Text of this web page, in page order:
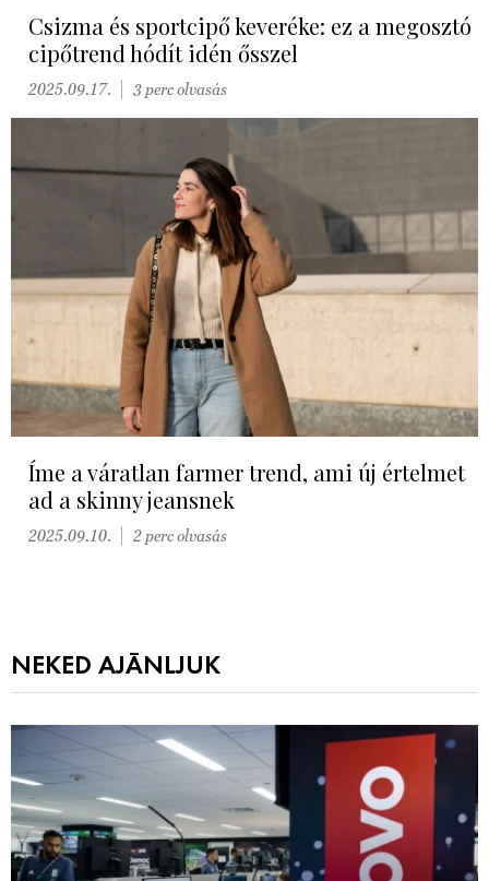
Csizma és sportcipő keveréke: ez a megosztó
cipőtrend hódít idén ősszel
2025.09.17. 3 perc olvasás
Íme a váratlan farmer trend, ami új értelmet
ad a skinny jeansnek
2025.09.10. 2 perc olvasás
NEKED AJÁNLJUK